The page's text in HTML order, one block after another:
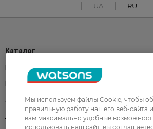
UA RU
Каталог
Корейская косметика
Парфюмерия
Акции Макияж
Лицо Тело
Мы используем файлы Cookie, чтобы
правильную работу нашего веб-сайта
вам максимально удобные
использовать наш сайт, вы